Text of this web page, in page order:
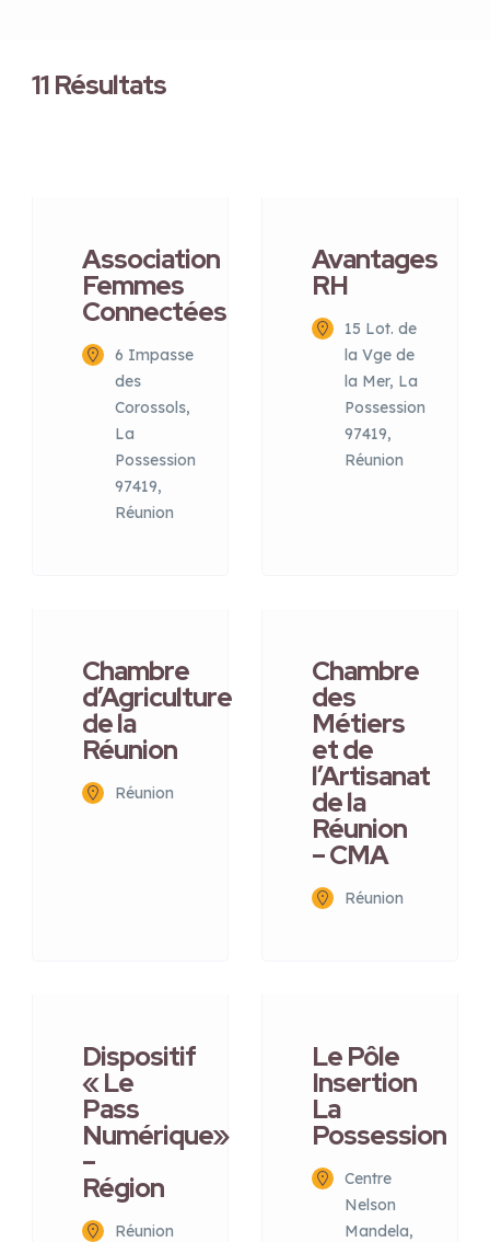
11Résultats
Association
Femmes
Connectées
6 Impasse
des
Corossols,
La
Possession
97419,
Réunion
Avantages
RH
15 Lot. de
la Vge de
la Mer, La
Possession
97419,
Réunion
Chambre
d’Agriculture
de la
Réunion
Réunion
Chambre
des
Métiers
et de
l’Artisanat
de la
Réunion
– CMA
Réunion
Dispositif
« Le
Pass
Numérique»
–
Région
Réunion
Le Pôle
Insertion
La
Possession
Centre
Nelson
Mandela,